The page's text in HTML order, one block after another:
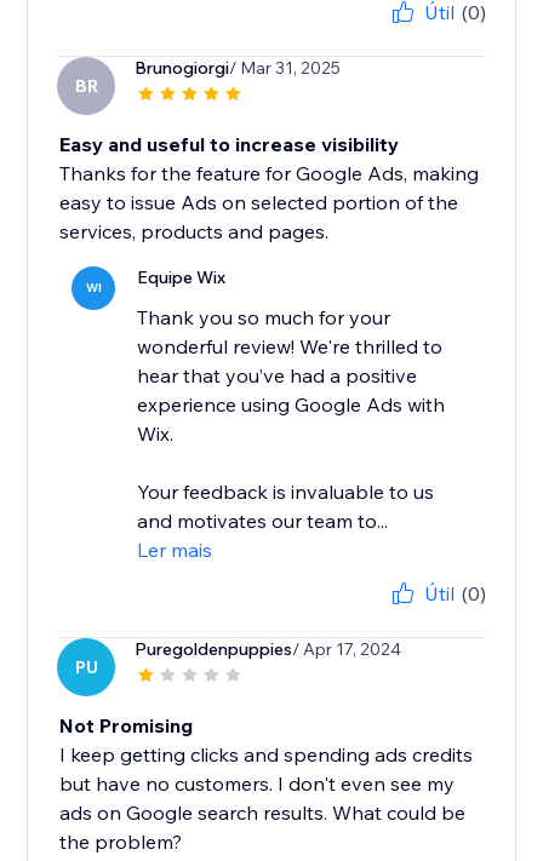
Útil (0)
BR
Brunogiorgi/ Mar 31, 2025
Easy and useful to increase visibility
Thanks for the feature for Google Ads, making
easy to issue Ads on selected portion of the
services, products and pages.
WI Equipe Wix
Thank you so much for your
wonderful review! We're thrilled to
hear that you’ve had a positive
experience using Google Ads with
Wix.
Your feedback is invaluable to us
and motivates our team to...
Ler mais
Útil (0)
PU
Puregoldenpuppies/ Apr 17, 2024
Not Promising
I keep getting clicks and spending ads credits
but have no customers. I don't even see my
ads on Google search results. What could be
the problem?